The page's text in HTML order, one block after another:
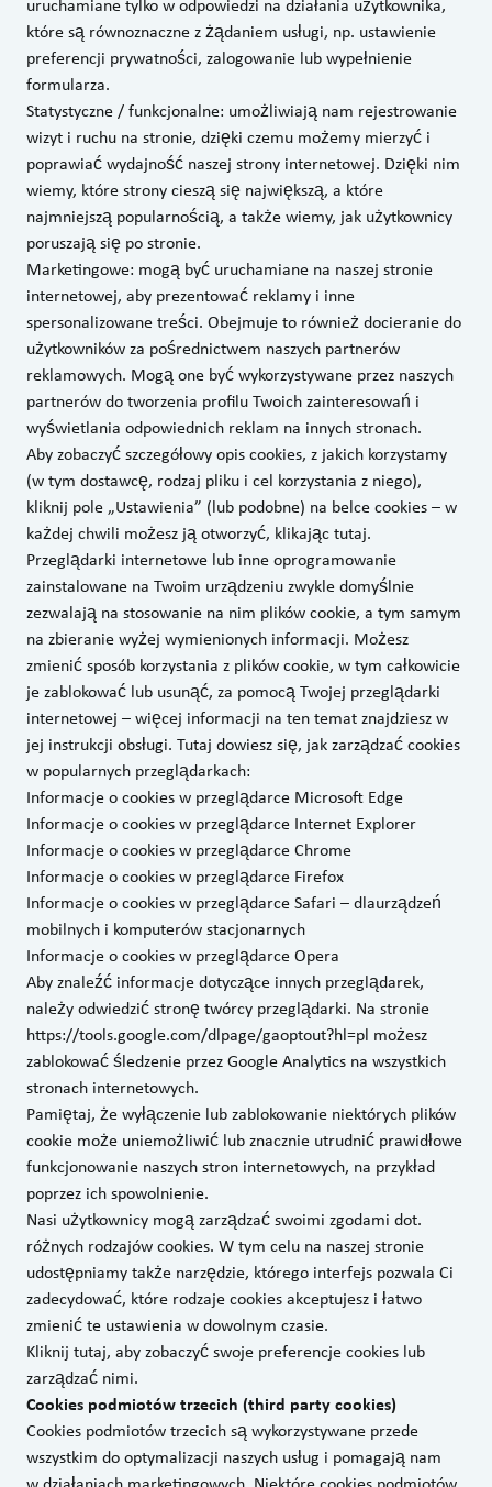
uruchamiane tylko w odpowiedzi na działania użytkownika,
które są równoznaczne z żądaniem usługi, np. ustawienie
preferencji prywatności, zalogowanie lub wypełnienie
formularza.
Statystyczne / funkcjonalne: umożliwiają nam rejestrowanie
wizyt i ruchu na stronie, dzięki czemu możemy mierzyć i
poprawiać wydajność naszej strony internetowej. Dzięki nim
wiemy, które strony cieszą się największą, a które
najmniejszą popularnością, a także wiemy, jak użytkownicy
poruszają się po stronie.
Marketingowe: mogą być uruchamiane na naszej stronie
internetowej, aby prezentować reklamy i inne
spersonalizowane treści. Obejmuje to również docieranie do
użytkowników za pośrednictwem naszych partnerów
reklamowych. Mogą one być wykorzystywane przez naszych
partnerów do tworzenia profilu Twoich zainteresowań i
wyświetlania odpowiednich reklam na innych stronach.
Aby zobaczyć szczegółowy opis cookies, z jakich korzystamy
(w tym dostawcę, rodzaj pliku i cel korzystania z niego),
kliknij pole „Ustawienia” (lub podobne) na belce cookies – w
każdej chwili możesz ją otworzyć, klikając tutaj.
Przeglądarki internetowe lub inne oprogramowanie
zainstalowane na Twoim urządzeniu zwykle domyślnie
zezwalają na stosowanie na nim plików cookie, a tym samym
na zbieranie wyżej wymienionych informacji. Możesz
zmienić sposób korzystania z plików cookie, w tym całkowicie
je zablokować lub usunąć, za pomocą Twojej przeglądarki
internetowej – więcej informacji na ten temat znajdziesz w
jej instrukcji obsługi. Tutaj dowiesz się, jak zarządzać cookies
w popularnych przeglądarkach:
Informacje o cookies w przeglądarce Microsoft Edge
Informacje o cookies w przeglądarce Internet Explorer
Informacje o cookies w przeglądarce Chrome
Informacje o cookies w przeglądarce Firefox
Informacje o cookies w przeglądarce Safari – dlaurządzeń
mobilnych i komputerów stacjonarnych
Informacje o cookies w przeglądarce Opera
Aby znaleźć informacje dotyczące innych przeglądarek,
należy odwiedzić stronę twórcy przeglądarki. Na stronie
https://tools.google.com/dlpage/gaoptout?hl=pl możesz
zablokować śledzenie przez Google Analytics na wszystkich
stronach internetowych.
Pamiętaj, że wyłączenie lub zablokowanie niektórych plików
cookie może uniemożliwić lub znacznie utrudnić prawidłowe
funkcjonowanie naszych stron internetowych, na przykład
poprzez ich spowolnienie.
Nasi użytkownicy mogą zarządzać swoimi zgodami dot.
różnych rodzajów cookies. W tym celu na naszej stronie
udostępniamy także narzędzie, którego interfejs pozwala Ci
zadecydować, które rodzaje cookies akceptujesz i łatwo
zmienić te ustawienia w dowolnym czasie.
Kliknij tutaj, aby zobaczyć swoje preferencje cookies lub
zarządzać nimi.
Cookies podmiotów trzecich (third party cookies)
Cookies podmiotów trzecich są wykorzystywane przede
wszystkim do optymalizacji naszych usług i pomagają nam